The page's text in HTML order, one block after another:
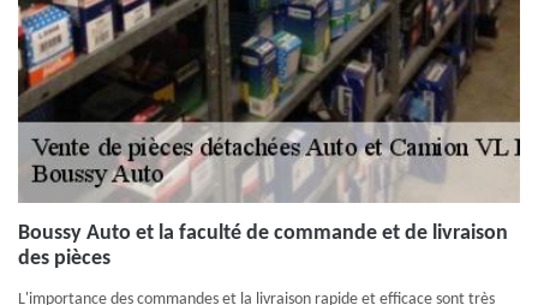
Boussy Auto et la faculté de commande et de livraison
des pièces
L'importance des commandes et la livraison rapide et efficace sont très